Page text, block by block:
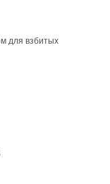
для взбитых